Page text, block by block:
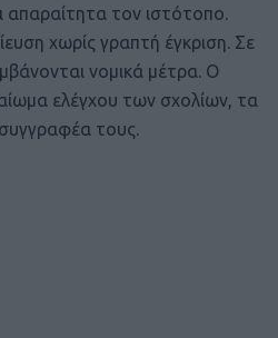
απαραίτητα τον ιστότοπο.
χωρίς γραπτή έγκριση. Σε
νομικά μέτρα. Ο
ελέγχου των σχολίων, τα
τους.